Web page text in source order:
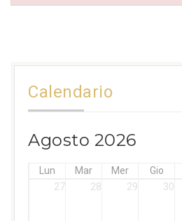
Calendario
Agosto 2026
Lun Mar Mer Gio
27
28 29 30